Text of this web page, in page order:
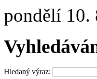
pondělí 10.
Hledaný výraz: